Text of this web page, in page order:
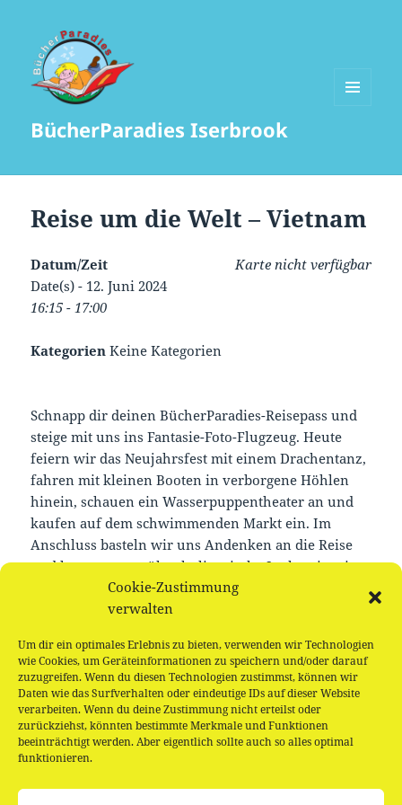
Cookie-Zustimmung
verwalten
Um dir ein optimales Erlebnis zu bieten, verwenden wir Technologien
wie Cookies, um Geräteinformationen zu speichern und/oder darauf
zuzugreifen. Wenn du diesen Technologien zustimmst, können wir
Daten wie das Surfverhalten oder eindeutige IDs auf dieser Website
verarbeiten. Wenn du deine Zustimmung nicht erteilst oder
zurückziehst, könnten bestimmte Merkmale und Funktionen
beeinträchtigt werden. Aber eigentlich sollte auch so alles optimal
funktionieren.
BücherParadies Iserbrook
Reise um die Welt – Vietnam
Karte nicht verfügbar
Datum/Zeit
Date(s) - 12. Juni 2024
16:15 - 17:00
Kategorien Keine Kategorien
Schnapp dir deinen BücherParadies-Reisepass und
steige mit uns ins Fantasie-Foto-Flugzeug. Heute
feiern wir das Neujahrsfest mit einem Drachentanz,
fahren mit kleinen Booten in verborgene Höhlen
hinein, schauen ein Wasserpuppentheater an und
kaufen auf dem schwimmenden Markt ein. Im
Anschluss basteln wir uns Andenken an die Reise
und lernen etwas über kulinarische Leckereien, in
dem wir sie bei einem abschließenden Picknick
Sei einfach dabei. Empfehlenswert für alle
Weltentdecker*innen ab 4 Jahren.
VORHERIGER